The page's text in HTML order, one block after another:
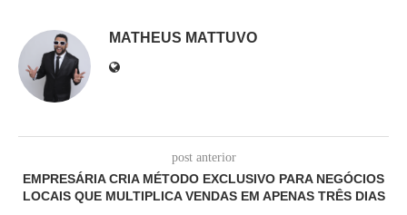
MATHEUS MATTUVO
post anterior
EMPRESÁRIA CRIA MÉTODO EXCLUSIVO PARA NEGÓCIOS
LOCAIS QUE MULTIPLICA VENDAS EM APENAS TRÊS DIAS